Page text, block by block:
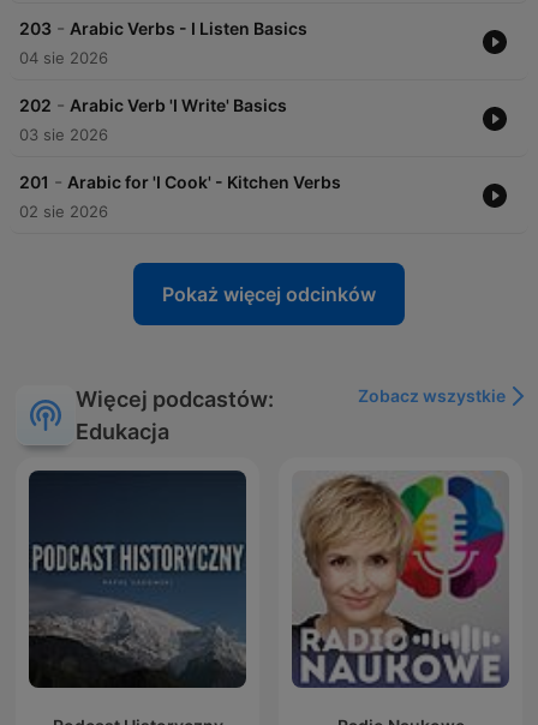
203 - Arabic Verbs - I Listen Basics
04 sie 2026
202 - Arabic Verb 'I Write' Basics
03 sie 2026
201 - Arabic for 'I Cook' - Kitchen Verbs
02 sie 2026
Pokaż więcej odcinków
Więcej podcastów:
Edukacja
Zobacz wszystkie